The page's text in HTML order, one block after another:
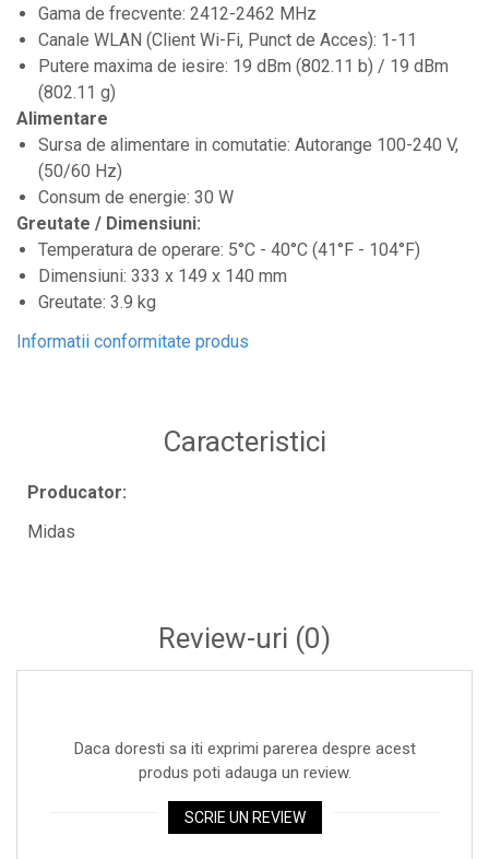
Cabluri DMX
Cabluri MIDI si audio digitale
Cabluri multicore
Conectori
Standuri stative si pupitre
Accesorii stative
Stative de mixer
Cabluri Earpad si accesorii de casti
Casti broadcast si Casti cu Microfon
Casti In ear pentru monitorizare
Gama de frecvente: 2412-2462 MHz
Canale WLAN (Client Wi-Fi, Punct de Acces): 1-11
Putere maxima de iesire: 19 dBm (802.11 b) / 19 dBm
(802.11 g)
Alimentare
Sursa de alimentare in comutatie: Autorange 100-240 V,
(50/60 Hz)
Consum de energie: 30 W
Greutate / Dimensiuni:
Temperatura de operare: 5°C - 40°C (41°F - 104°F)
Dimensiuni: 333 x 149 x 140 mm
Greutate: 3.9 kg
Informatii conformitate produs
Caracteristici
Producator:
Midas
Review-uri (0)
Daca doresti sa iti exprimi parerea despre acest
produs poti adauga un review.
SCRIE UN REVIEW